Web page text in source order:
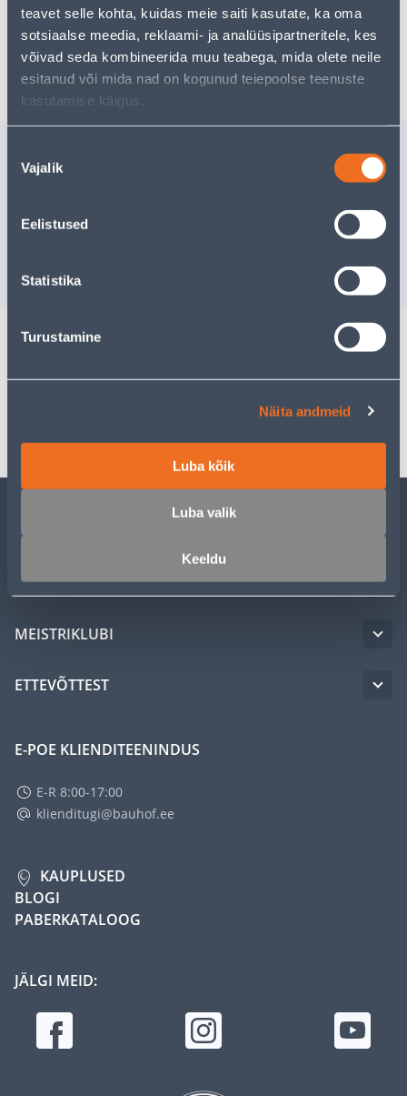
teavet selle kohta, kuidas meie saiti kasutate, ka oma
sotsiaalse meedia, reklaami- ja analüüsipartneritele, kes
võivad seda kombineerida muu teabega, mida olete neile
esitanud või mida nad on kogunud teiepoolse teenuste
kasutamise käigus.
valik
Vajalik
Eelistused
Statistika
Turustamine
Näita andmeid
Luba kõik
Luba valik
Keeldu
Tarne pole võimalik
PESAD
kehtib kuni
58.32 €
KLIENDITEENINDUS
TEENUSED
MEISTRIKLUBI
ETTEVÕTTEST
E-POE KLIENDITEENINDUS
E-R 8:00-17:00
klienditugi@bauhof.ee
KAUPLUSED
BLOGI
PABERKATALOOG
JÄLGI MEID: